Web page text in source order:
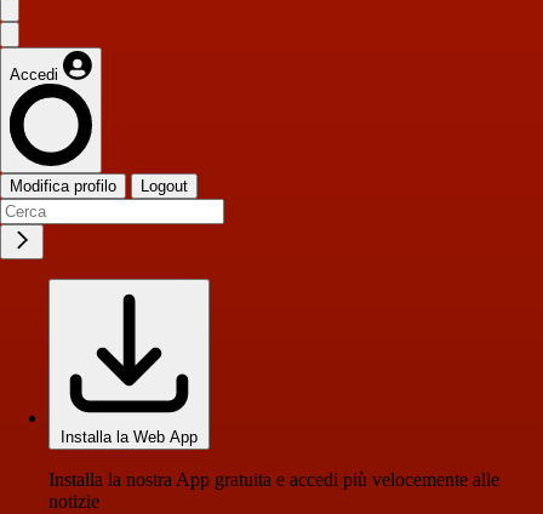
Accedi
Modifica profilo Logout
Installa la Web App
Installa la nostra App gratuita e accedi più velocemente alle
notizie